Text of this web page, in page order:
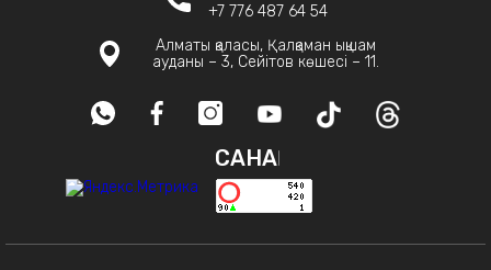
+7 776 487 64 54
Алматы қаласы, Қалқаман ықшам
ауданы – 3, Сейітов көшесі – 11.
САНАҚ